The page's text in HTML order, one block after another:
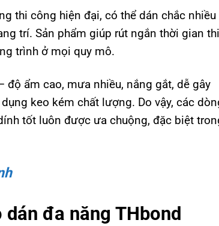
thi công hiện đại, có thể dán chắc nhiều
trí. Sản phẩm giúp rút ngắn thời gian thi
trình ở mọi quy mô.
độ ẩm cao, mưa nhiều, nắng gắt, dễ gây
keo kém chất lượng. Do vậy, các
tốt luôn được ưa chuộng, đặc biệt
đa năng THbond